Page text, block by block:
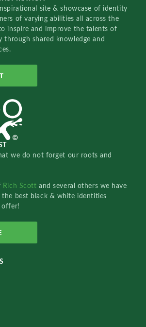
site & showcase of identity
of varying abilities all across the
inspire and improve the talents of
through shared knowledge and
we do not forget our roots and
Rich Scottand several others we have
best black & white identities
offer!